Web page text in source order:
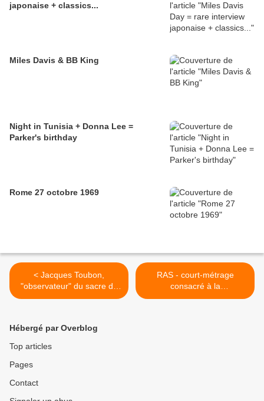
japonaise + classics...
Miles Davis & BB King
Night in Tunisia + Donna Lee =
Parker's birthday
Rome 27 octobre 1969
< Jacques Toubon,
"observateur" du sacre du
Son of the Beach Sassou
RAS - court-métrage
consacré à la
drépanocytose >
Hébergé par Overblog
Top articles
Pages
Contact